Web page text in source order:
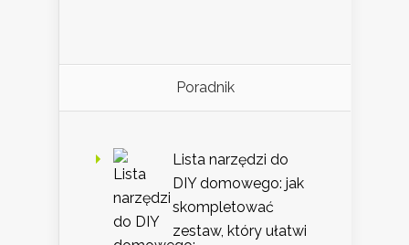
Poradnik
Lista narzędzi do
DIY domowego: jak
skompletować
zestaw, który ułatwi